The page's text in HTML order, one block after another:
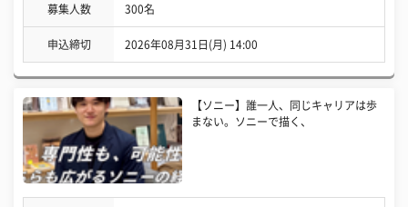
募集人数 300名
申込締切 2026年08月31日(月) 14:00
【ソニー】誰一人、同じキャリアは歩
まない。ソニーで描く、